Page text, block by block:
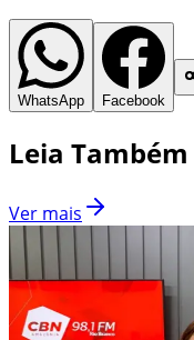
WhatsApp Facebook
Leia Também
Ver mais